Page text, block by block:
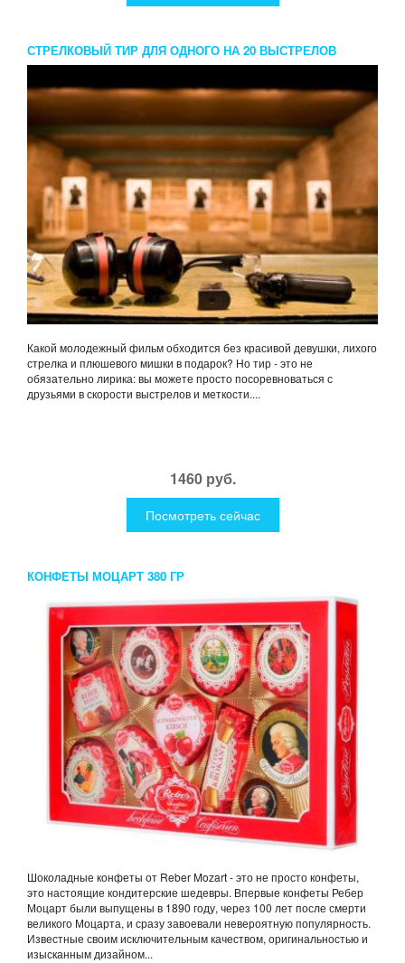
СТРЕЛКОВЫЙ ТИР ДЛЯ ОДНОГО НА 20 ВЫСТРЕЛОВ
Какой молодежный фильм обходится без красивой девушки, лихого
стрелка и плюшевого мишки в подарок? Но тир - это не
обязательно лирика: вы можете просто посоревноваться с
друзьями в скорости выстрелов и меткости....
1460 руб.
Посмотреть сейчас
КОНФЕТЫ МОЦАРТ 380 ГР
Шоколадные конфеты от Reber Mozart - это не просто конфеты,
это настоящие кондитерские шедевры. Впервые конфеты Ребер
Моцарт были выпущены в 1890 году, через 100 лет после смерти
великого Моцарта, и сразу завоевали невероятную популярность.
Известные своим исключительным качеством, оригинальностью и
изысканным дизайном...